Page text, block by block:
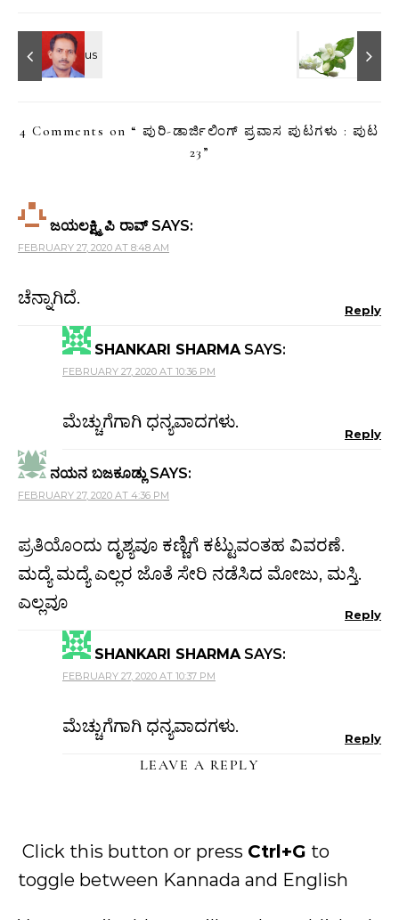
4 Comments on “ ಪುರಿ-ಡಾರ್ಜಿಲಿಂಗ್ ಪ್ರವಾಸ ಪುಟಗಳು : ಪುಟ
23 ”
ಜಯಲಕ್ಷ್ಮಿ ಪಿ ರಾವ್ SAYS:
FEBRUARY 27, 2020 AT 8:48 AM
ಚೆನ್ನಾಗಿದೆ.
Reply
SHANKARI SHARMA SAYS:
FEBRUARY 27, 2020 AT 10:36 PM
ಮೆಚ್ಚುಗೆಗಾಗಿ ಧನ್ಯವಾದಗಳು.
Reply
ನಯನ ಬಜಕೂಡ್ಲು SAYS:
FEBRUARY 27, 2020 AT 4:36 PM
ಪ್ರತಿಯೊಂದು ದೃಶ್ಯವೂ ಕಣ್ಣಿಗೆ ಕಟ್ಟುವಂತಹ ವಿವರಣೆ.
ಮದ್ಯೆ ಮದ್ಯೆ ಎಲ್ಲರ ಜೊತೆ ಸೇರಿ ನಡೆಸಿದ ಮೋಜು, ಮಸ್ತಿ.
ಎಲ್ಲವೂ
Reply
SHANKARI SHARMA SAYS:
FEBRUARY 27, 2020 AT 10:37 PM
ಮೆಚ್ಚುಗೆಗಾಗಿ ಧನ್ಯವಾದಗಳು.
Reply
LEAVE A REPLY
Click this button or press Ctrl+G to
toggle between Kannada and English